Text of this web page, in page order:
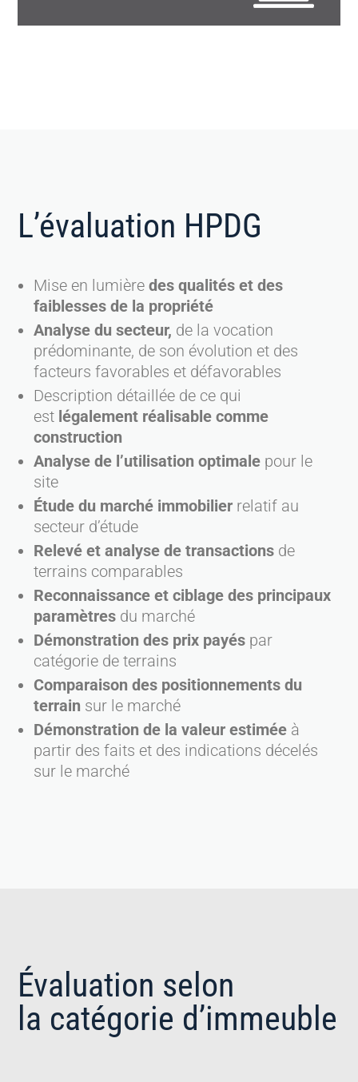
L’évaluation HPDG
Mise en lumièredes qualités et des
faiblesses de la propriété
Analyse du secteur, de la vocation
prédominante, de son évolution et des
facteurs favorables et défavorables
Description détaillée de ce qui
est légalement réalisable comme
construction
Analyse de l’utilisation optimale pour le
site
Étude du marché immobilier relatif au
secteur d’étude
Relevé et analyse de transactions de
terrains comparables
Reconnaissance et ciblage des principaux
paramètres du marché
Démonstration des prix payés par
catégorie de terrains
Comparaison des positionnements du
terrain sur le marché
Démonstration de la valeur estimée à
partir des faits et des indications décelés
sur le marché
Évaluation selon
la catégorie d’immeuble